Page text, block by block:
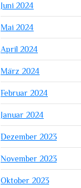
Juni 2024
Mai 2024
April 2024
März 2024
Februar 2024
Januar 2024
Dezember 2023
November 2023
Oktober 2023